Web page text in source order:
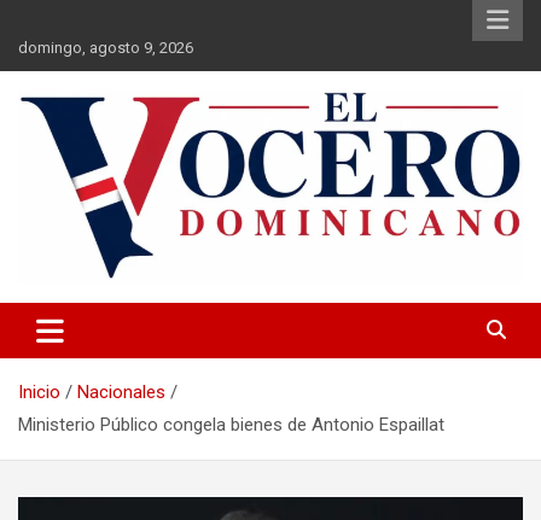
contenido
domingo, agosto 9, 2026
El Vocero Dominicano
Inicio
Nacionales
Ministerio Público congela bienes de Antonio Espaillat